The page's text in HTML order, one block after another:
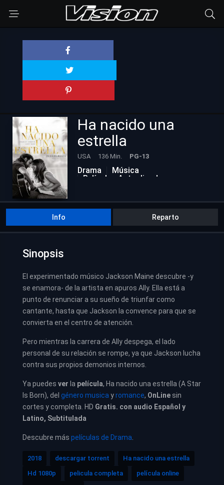
Ha nacido una
estrella
USA 136 Min. PG-13
Drama
Música
Películas Actualizadas
Info Reparto
Sinopsis
El experimentado músico Jackson Maine descubre -y
se enamora- de la artista en apuros Ally. Ella está a
punto de renunciar a su sueño de triunfar como
cantante, hasta que Jackson la convence para que se
convierta en el centro de atención.
Pero mientras la carrera de Ally despega, el lado
personal de su relación se rompe, ya que Jackson lucha
contra sus propios demonios internos.
Ya puedes ver la película, Ha nacido una estrella (A Star
Is Born), del género musica yromance, OnLine sin
cortes y completa. HD Gratis. con audio Español y
Latino, Subtitulada
Descubre más películas de Drama
2018 descargar torrent
Ha nacido una estrella
Hd 1080p
pelicula completa
película online